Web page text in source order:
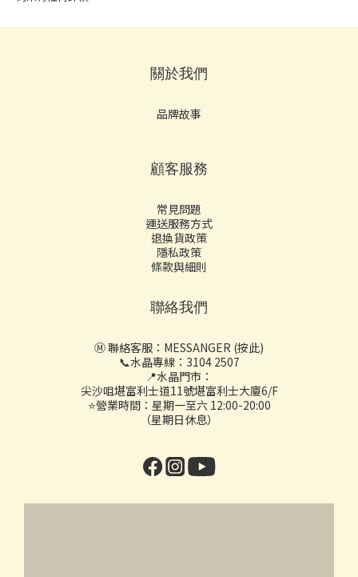
關於我們
品牌故事
顧客服務
常見問題
運送服務方式
退換貨政策
隱私政策
條款與細則
聯絡我們
Ⓜ️ 聯絡客服： MESSANGER (按此)
📞水晶專線：3104 2507
📍水晶門市：
尖沙咀堪富利士道11號堪富利士大廈6/F
⭐營業時間：星期一至六 12:00-20:00
（星期日休息）